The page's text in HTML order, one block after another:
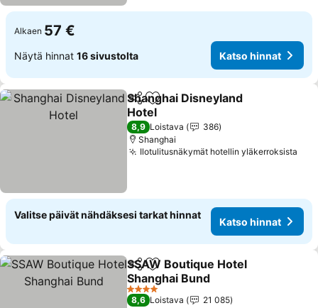
Alkaen 57 €
Näytä hinnat 16 sivustolta Katso hinnat
Jaa Lisää suosikkeihin
Shanghai Disneyland
Hotel
Katso hinnat
8,9 Loistava
386
Shanghai
Ilotulitusnäkymät hotellin yläkerroksista
Valitse päivät nähdäksesi tarkat hinnat
Katso hinnat
Jaa Lisää suosikkeihin
SSAW Boutique Hotel
Shanghai Bund
Katso hinnat
4 Tähtiluokitus
8,6 Loistava
21 085